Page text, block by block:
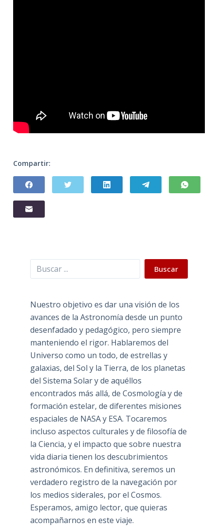
Compartir:
Buscar Buscar
Nuestro objetivo es dar una visión de los
avances de la Astronomía desde un punto
desenfadado y pedagógico, pero siempre
manteniendo el rigor. Hablaremos del
Universo como un todo, de estrellas y
galaxias, del Sol y la Tierra, de los planetas
del Sistema Solar y de aquéllos
encontrados más allá, de Cosmología y de
formación estelar, de diferentes misiones
espaciales de NASA y ESA. Tocaremos
incluso aspectos culturales y de filosofía de
la Ciencia, y el impacto que sobre nuestra
vida diaria tienen los descubrimientos
astronómicos. En definitiva, seremos un
verdadero registro de la navegación por
los medios siderales, por el Cosmos.
Esperamos, amigo lector, que quieras
acompañarnos en este viaje.